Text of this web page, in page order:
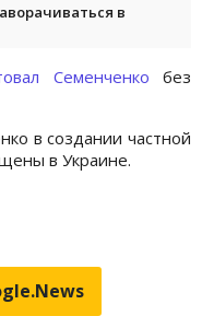
в
Семенченко без
в создании частной
в Украине.